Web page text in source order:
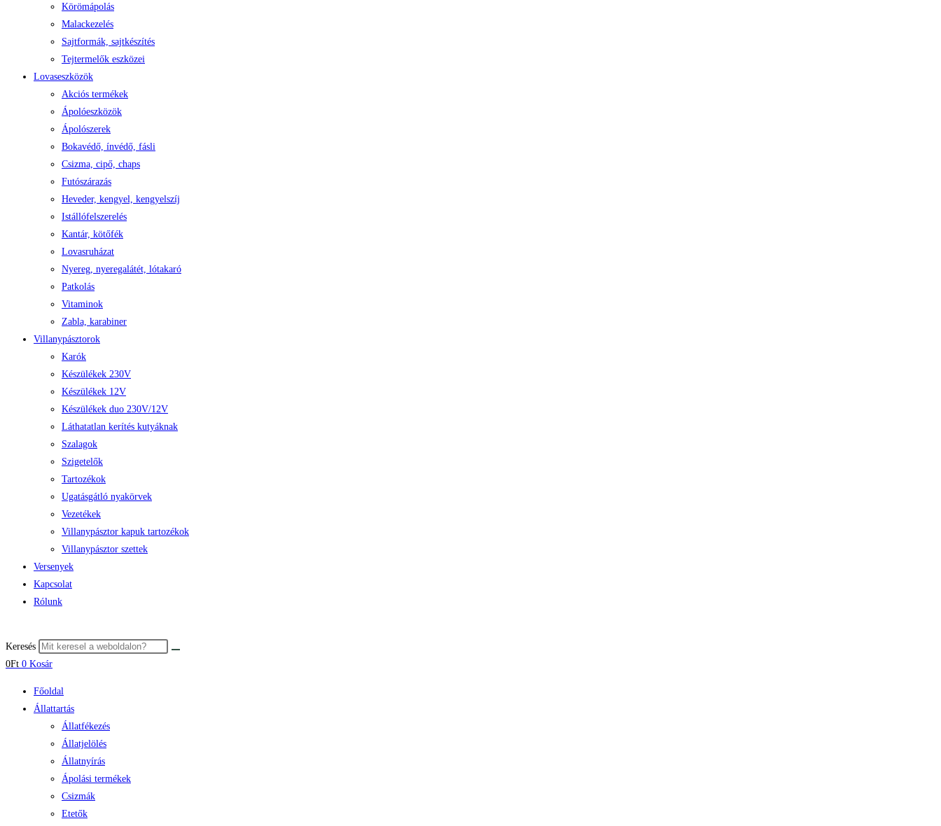
Körömápolás
Malackezelés
Sajtformák, sajtkészítés
Tejtermelők eszközei
Lovaseszközök
Akciós termékek
Ápolóeszközök
Ápolószerek
Bokavédő, ínvédő, fásli
Csizma, cipő, chaps
Futószárazás
Heveder, kengyel, kengyelszíj
Istállófelszerelés
Kantár, kötőfék
Lovasruházat
Nyereg, nyeregalátét, lótakaró
Patkolás
Vitaminok
Zabla, karabiner
Villanypásztorok
Karók
Készülékek 230V
Készülékek 12V
Készülékek duo 230V/12V
Láthatatlan kerítés kutyáknak
Szalagok
Szigetelők
Tartozékok
Ugatásgátló nyakörvek
Vezetékek
Villanypásztor kapuk tartozékok
Villanypásztor szettek
Versenyek
Kapcsolat
Rólunk
Keresés
0Ft 0 Kosár
Főoldal
Állattartás
Állatfékezés
Állatjelölés
Állatnyírás
Ápolási termékek
Csizmák
Etetők